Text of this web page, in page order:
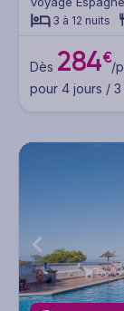
3 à 12 nuits
Dès 284€/
pour 4 jours / 3